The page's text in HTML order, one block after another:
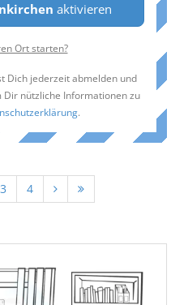
aktivieren
Ort starten?
Dich jederzeit abmelden und
Dir nützliche Informationen zu
.
3 4